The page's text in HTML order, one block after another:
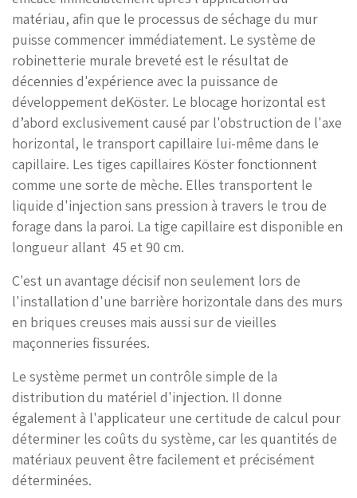
matériau, afin que le processus de séchage du mur
puisse commencer immédiatement. Le système de
robinetterie murale breveté est le résultat de
décennies d'expérience avec la puissance de
développement deKöster. Le blocage horizontal est
d’abord exclusivement causé par l'obstruction de l'axe
horizontal, le transport capillaire lui-même dans le
capillaire. Les tiges capillaires Köster fonctionnent
comme une sorte de mèche. Elles transportent le
liquide d'injection sans pression à travers le trou de
forage dans la paroi. La tige capillaire est disponible en
longueur allant 45 et 90 cm.
C'est un avantage décisif non seulement lors de
l'installation d'une barrière horizontale dans des murs
en briques creuses mais aussi sur de vieilles
maçonneries fissurées.
Le système permet un contrôle simple de la
distribution du matériel d'injection. Il donne
également à l'applicateur une certitude de calcul pour
déterminer les coûts du système, car les quantités de
matériaux peuvent être facilement et précisément
déterminées.